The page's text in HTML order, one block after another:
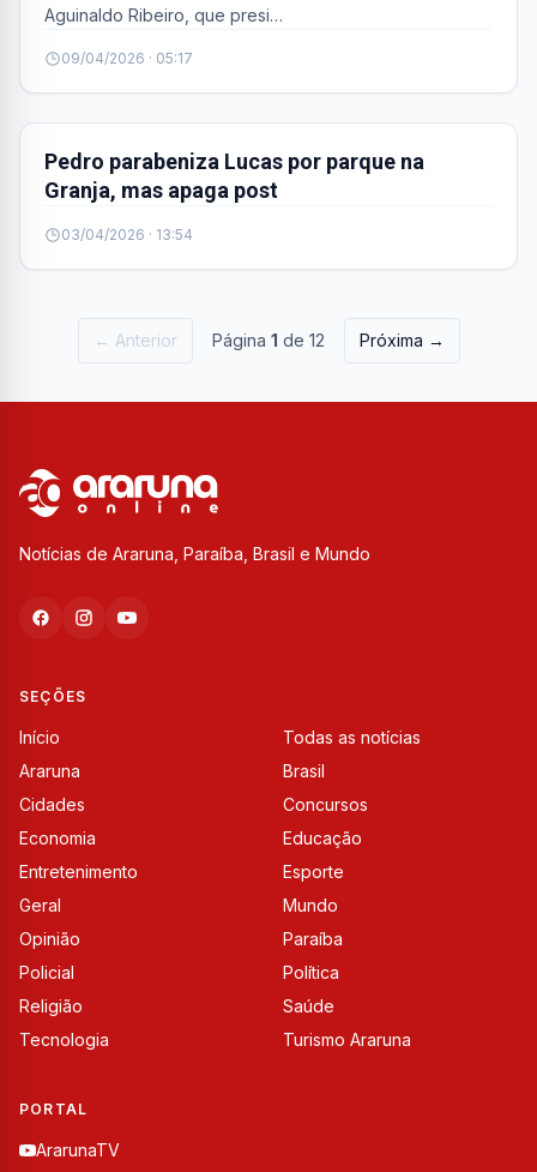
Aguinaldo Ribeiro, que presi…
09/04/2026 · 05:17
POLÍTICA
Pedro parabeniza Lucas por parque na
Granja, mas apaga post
03/04/2026 · 13:54
← Anterior Página 1 de 12 Próxima →
Notícias de Araruna, Paraíba, Brasil e Mundo
SEÇÕES
Início
Todas as notícias
Araruna
Brasil
Cidades
Concursos
Economia
Educação
Entretenimento
Esporte
Geral
Mundo
Opinião
Paraíba
Policial
Política
Religião
Saúde
Tecnologia
Turismo Araruna
PORTAL
ArarunaTV